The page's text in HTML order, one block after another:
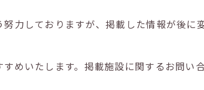
力しておりますが、掲載した情報が後に
めいたします。掲載施設に関するお問い